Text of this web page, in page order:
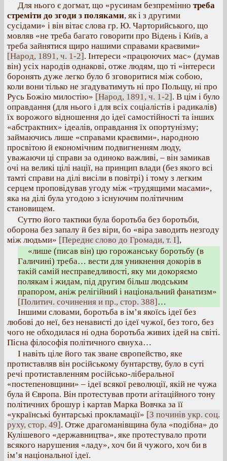
Для нього є догмат, що «русинам безпремінно треба
стреміти до згоди з поляками, як і з другими
сусідами» і він вітає слова гр. Ю. Чарторийського, що
мовляв «не треба багато говорити про Відень і Київ, а
треба зайнятися щиро нашими справами краєвими»
[Народ, 1891, ч. 1-2]. Інтереси «працюючих мас» (думав
він) усіх народів однакові, отже людям, що ті «інтереси
боронять дуже легко було б зговоритися між собою,
коли вони тілько не згадуватимуть ні про Польщу, ні про
Русь Божію милостію» [Народ, 1891, ч. 1-2]. В цім і було
оправдання (для нього і для всіх соціалістів і радикалів)
їх ворожого відношення до ідеї самостійності та інших
«абстрактних» ідеалів, оправдання їх опортунізму;
займаючись лише «справами краєвими», народною
просвітою й економічним подвигненням люду,
уважаючи ці справи за одиноко важливі, – він замикав
очі на великі цілі нації, на принцип влади (без якого всі
тамті справи на ділі висіли в повітрі) і тому з легким
серцем проповідував угоду між «трудящими масами»,
яка на ділі була угодою з існуючим політичним
становищем.
Суттю його тактики була боротьба без боротьби,
оборона без запалу й без віри, бо «віра заводить незгоду
між людьми» [Переднє слово до Громади, т. І],
«лише (писав він) цю горожанську боротьбу (в
Галичині) треба… вести для уникнення докорів в
такій самій несправедливості, яку ми докоряємо
полякам і жидам, під другим більш людським
прапором, аніж релігійний і національний фанатизм»
[Политич. сочинения и пр., стор. 388]…
Іншими словами, боротьба в ім’я якоїсь ідеї без
любові до неї, без ненависті до ідеї чужої, без того, без
чого не обходилася ні одна боротьба живих ідей на світі.
Пісна філософія політичного євнуха…
І навіть ціле його так зване європейство, яке
протиставляв він російському бунтарству, було в суті
речі протиставленням російсько-ліберальної
«постепеновщини» – ідеї всякої революції, якій не чужа
була й Європа. Він протестував проти агітаційного тону
політичних брошур і картав Марка Вовчка за її
«українські бунтарські прокламації» [З починів укр. соц.
руху, стор. 49]. Отже драгоманівщина була «подібна» до
Кулішевого «державництва», яке протестувало проти
всякого нарушения «ладу», хоч би й чужого, хоч би в
ім’я національної ідеї.